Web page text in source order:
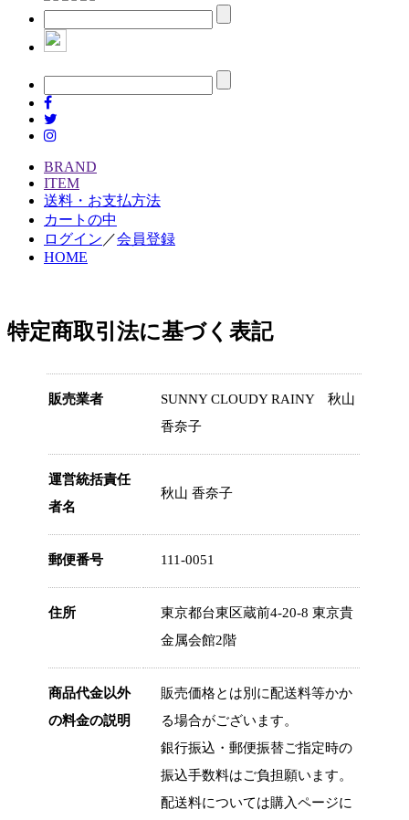
BRAND
ITEM
送料・お支払方法
カートの中
ログイン ／会員登録
HOME
特定商取引法に基づく表記
販売業者
SUNNY CLOUDY RAINY 秋山
香奈子
運営統括責任
者名
秋山 香奈子
郵便番号 111-0051
住所
東京都台東区蔵前4-20-8 東京貴
金属会館2階
商品代金以外
の料金の説明
販売価格とは別に配送料等かか
る場合がございます。
銀行振込・郵便振替ご指定時の
振込手数料はご負担願います。
配送料については購入ページに